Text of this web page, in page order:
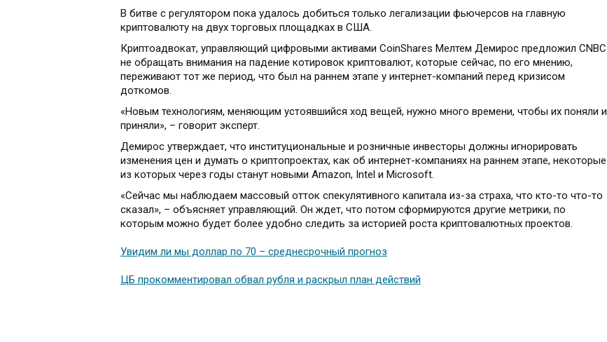
В битве с регулятором пока удалось добиться только легализации фьючерсов на главную
криптовалюту на двух торговых площадках в США.
Криптоадвокат, управляющий цифровыми активами CoinShares Мелтем Демирос предложил CNBC
не обращать внимания на падение котировок криптовалют, которые сейчас, по его мнению,
переживают тот же период, что был на раннем этапе у интернет-компаний перед кризисом
доткомов.
«Новым технологиям, меняющим устоявшийся ход вещей, нужно много времени, чтобы их поняли и
приняли», – говорит эксперт.
Демирос утверждает, что институциональные и розничные инвесторы должны игнорировать
изменения цен и думать о криптопроектах, как об интернет-компаниях на раннем этапе, некоторые
из которых через годы станут новыми Amazon, Intel и Microsoft.
«Сейчас мы наблюдаем массовый отток спекулятивного капитала из-за страха, что кто-то что-то
сказал», – объясняет управляющий. Он ждет, что потом сформируются другие метрики, по
которым можно будет более удобно следить за историей роста криптовалютных проектов.
Увидим ли мы доллар по 70 – среднесрочный прогноз
ЦБ прокомментировал обвал рубля и раскрыл план действий